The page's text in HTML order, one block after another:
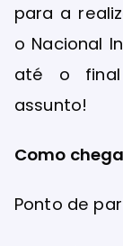
para a
o Nacional
até o
assunto!
Como
Ponto de